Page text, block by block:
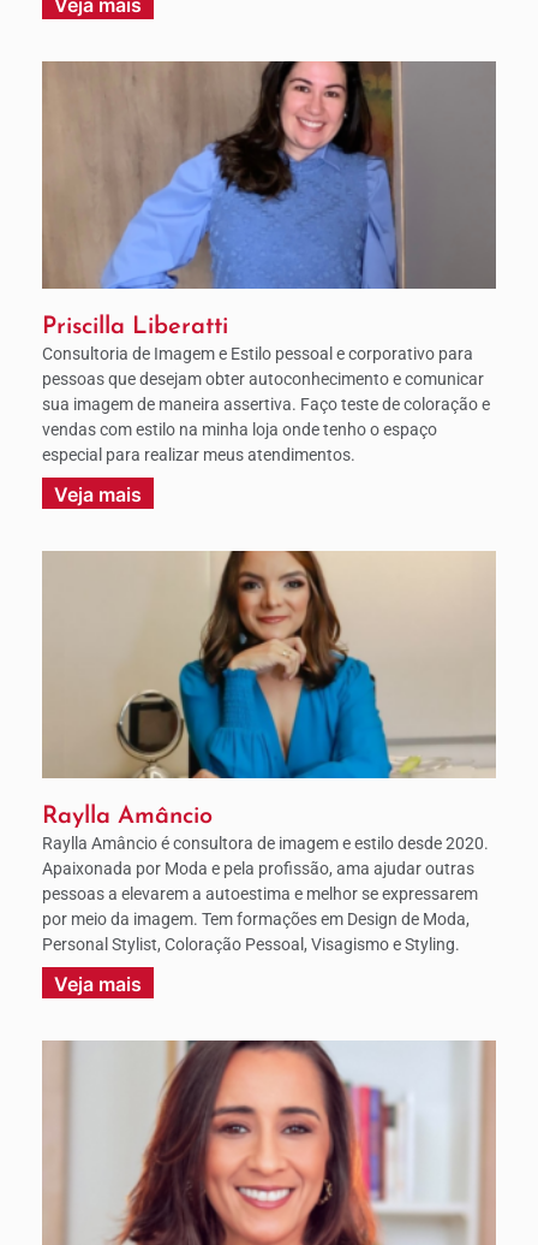
Veja mais
Priscilla Liberatti
Consultoria de Imagem e Estilo pessoal e corporativo para
pessoas que desejam obter autoconhecimento e comunicar
sua imagem de maneira assertiva. Faço teste de coloração e
vendas com estilo na minha loja onde tenho o espaço
especial para realizar meus atendimentos.
Veja mais
Raylla Amâncio
Raylla Amâncio é consultora de imagem e estilo desde 2020.
Apaixonada por Moda e pela profissão, ama ajudar outras
pessoas a elevarem a autoestima e melhor se expressarem
por meio da imagem. Tem formações em Design de Moda,
Personal Stylist, Coloração Pessoal, Visagismo e Styling.
Veja mais